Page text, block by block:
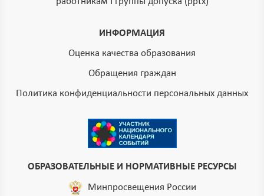
ИНФОРМАЦИЯ
Оценка качества образования
Обращения граждан
Политика конфиденциальности персональных данных
ОБРАЗОВАТЕЛЬНЫЕ И НОРМАТИВНЫЕ РЕСУРСЫ
Минпросвещения России